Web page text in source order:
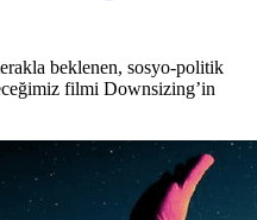
beklenen, sosyo-politik
filmi Downsizing’in